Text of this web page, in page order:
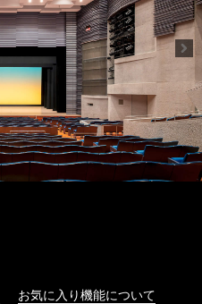
お気に入り機能について